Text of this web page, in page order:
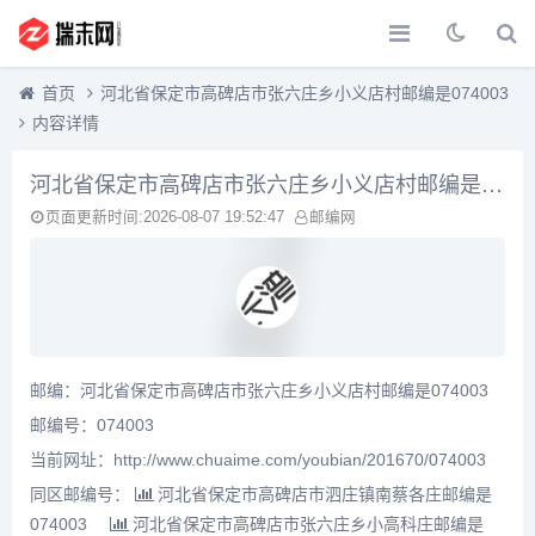
首页
河北省保定市高碑店市张六庄乡小义店村邮编是074003
内容详情
河北省保定市高碑店市张六庄乡小义店村邮编是074003
页面更新时间:2026-08-07 19:52:47 邮编网
邮编：河北省保定市高碑店市张六庄乡小义店村邮编是074003
邮编号：074003
当前网址：http://www.chuaime.com/youbian/201670/074003
同区邮编号：
河北省保定市高碑店市泗庄镇南蔡各庄邮编是
074003
河北省保定市高碑店市张六庄乡小高科庄邮编是